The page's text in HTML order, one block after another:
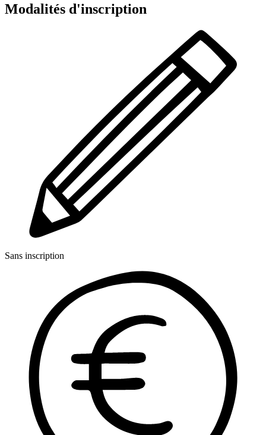
Modalités d'inscription
Sans inscription